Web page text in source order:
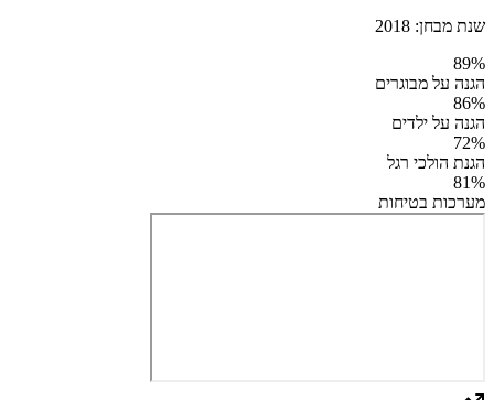
שנת מבחן: 2018
89%
הגנה על מבוגרים
86%
הגנה על ילדים
72%
הגנת הולכי רגל
81%
מערכות בטיחות